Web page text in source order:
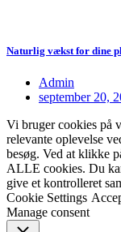
Naturlig vækst for dine
Admin
september 20,
Vi bruger cookies på
relevante oplevelse
besøg. Ved at klikke
ALLE cookies. Du
give et kontrolleret
Cookie Settings
Manage consent